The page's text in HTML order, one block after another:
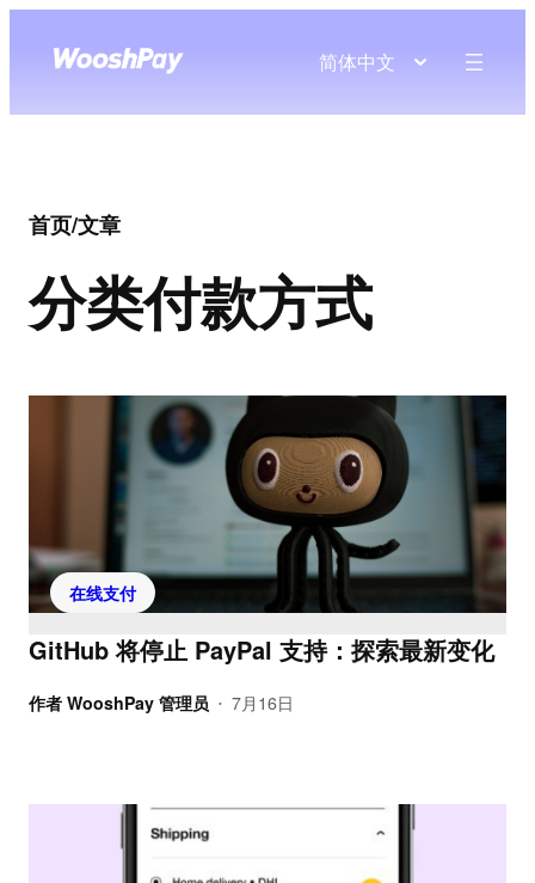
简体中文
首页/文章
分类付款方式
在线支付
GitHub 将停止 PayPal 支持：探索最新变化
作者 WooshPay 管理员 • 7月16日